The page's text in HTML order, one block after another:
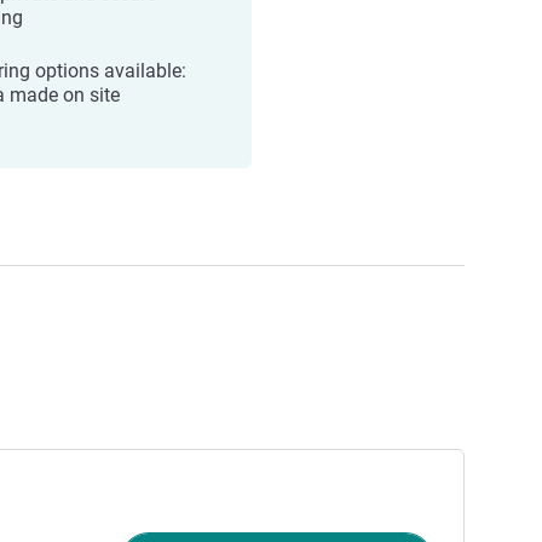
options available:
made on site